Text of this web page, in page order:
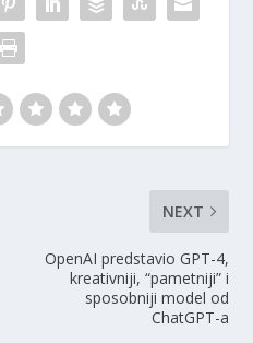
NEXT
OpenAI predstavio GPT-4,
kreativniji, “pametniji” i
sposobniji model od
ChatGPT-a